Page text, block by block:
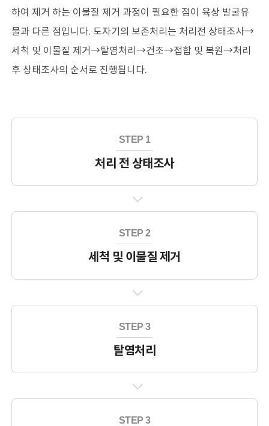
수중유산 보존연구
해양역사문화 연구
교류협력
학술지 발간
전시관
목포해양유물전시관
태안해양유물전시관
행사/교육
문화행사
목포해양유물전시관 교육
태안해양유물전시관 교육
해양유산 디자인
조사연구 영상
하여 제거 하는 이물질 제거 과정이 필요한 점이 육상 발굴유
물과 다른 점입니다. 도자기의 보존처리는 처리전 상태조사→
세척 및 이물질 제거→탈염처리→건조→접합 및 복원→처리
후 상태조사의 순서로 진행됩니다.
STEP 1
처리 전 상태조사
STEP 2
세척 및 이물질 제거
STEP 3
탈염처리
STEP 3